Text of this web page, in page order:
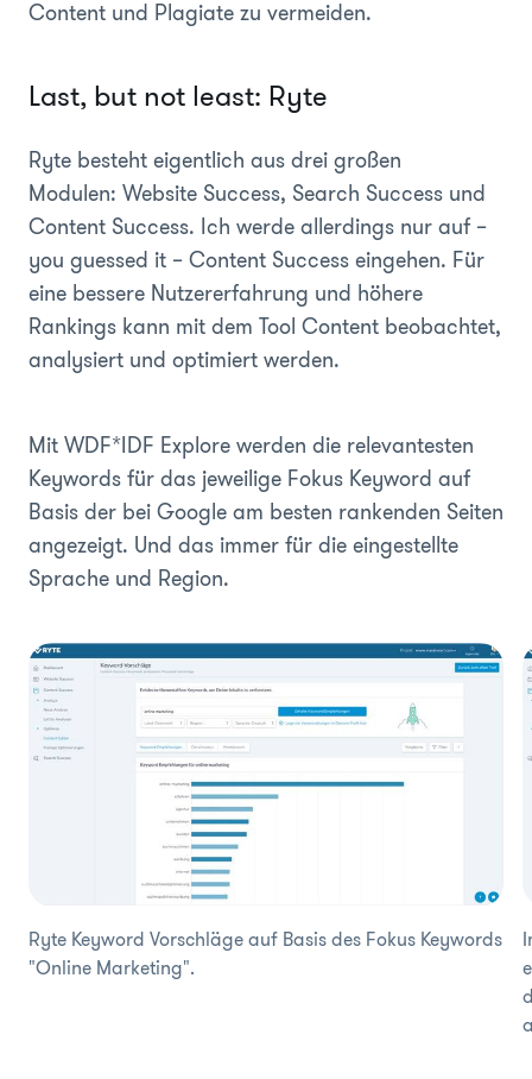
Content und Plagiate zu vermeiden.
Last, but not least: Ryte
Ryte besteht eigentlich aus drei großen
Modulen: Website Success, Search Success und
Content Success. Ich werde allerdings nur auf –
you guessed it – Content Success eingehen. Für
eine bessere Nutzererfahrung und höhere
Rankings kann mit dem Tool Content beobachtet,
analysiert und optimiert werden.
Mit WDF*IDF Explore werden die relevantesten
Keywords für das jeweilige Fokus Keyword auf
Basis der bei Google am besten rankenden Seiten
angezeigt. Und das immer für die eingestellte
Sprache und Region.
Ryte Keyword Vorschläge auf Basis des Fokus Keywords
"Online Marketing".